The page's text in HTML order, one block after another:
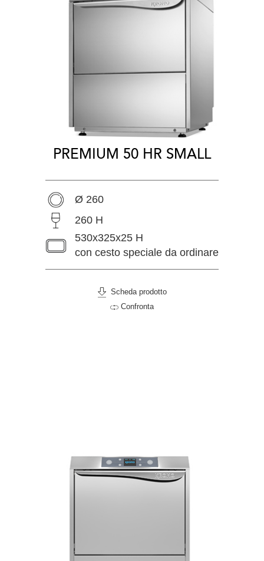
PREMIUM 50 HR SMALL
Ø 260
260 H
530x325x25 H
con cesto speciale da ordinare
Scheda prodotto
Confronta